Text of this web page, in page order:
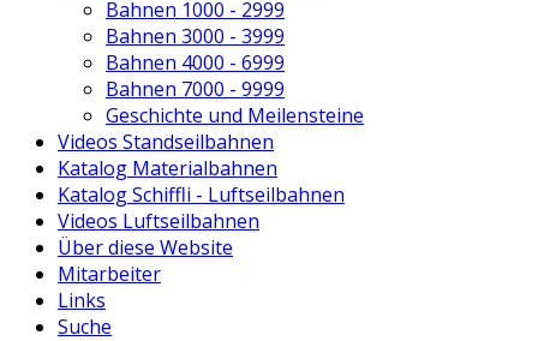
Bahnen 1000 - 2999
Bahnen 3000 - 3999
Bahnen 4000 - 6999
Bahnen 7000 - 9999
Geschichte und Meilensteine
Videos Standseilbahnen
Katalog Materialbahnen
Katalog Schiffli - Luftseilbahnen
Videos Luftseilbahnen
Über diese Website
Mitarbeiter
Links
Suche